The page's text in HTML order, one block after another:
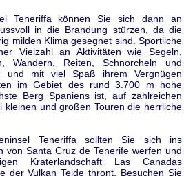
Teneriffa können Sie sich dann an
in die Brandung stürzen, da die
milden Klima gesegnet sind. Sportliche
Vielzahl an Aktivitäten wie Segeln,
Wandern, Reiten, Schnorcheln und
und mit viel Spaß ihrem Vergnügen
im Gebiet des rund 3.700 m hohe
Berg Spaniens ist, auf zahlreichen
kleinen und großen Touren die herrliche
Teneriffa sollten Sie sich ins
von Santa Cruz de Tenerife werfen und
Kraterlandschaft Las Canadas
der Vulkan Teide thront. Besuchen Sie